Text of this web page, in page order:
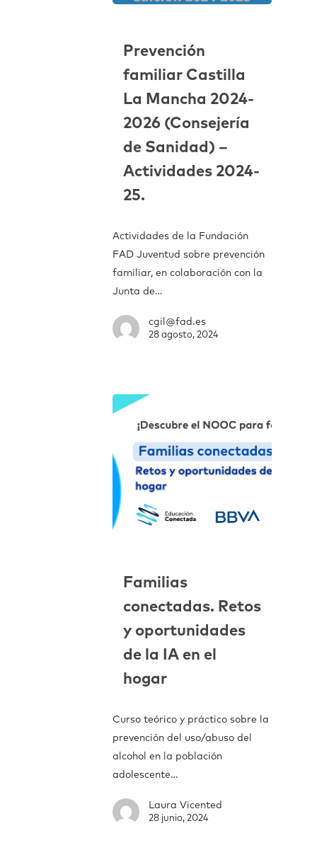
Prevención
familiar Castilla
La Mancha 2024-
2026 (Consejería
de Sanidad) –
Actividades 2024-
25.
Actividades de la Fundación
FAD Juventud sobre prevención
familiar, en colaboración con la
Junta de…
cgil@fad.es
28 agosto, 2024
Familias
conectadas. Retos
y oportunidades
de la IA en el
hogar
Curso teórico y práctico sobre la
prevención del uso/abuso del
alcohol en la población
adolescente…
Laura Vicented
28 junio, 2024